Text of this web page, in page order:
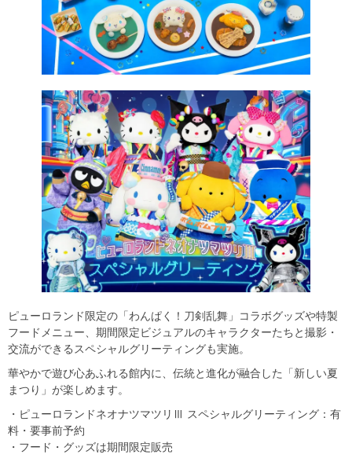
ピューロランド限定の「わんぱく！刀剣乱舞」コラボグッズや特製
フードメニュー、期間限定ビジュアルのキャラクターたちと撮影・
交流ができるスペシャルグリーティングも実施。
華やかで遊び心あふれる館内に、伝統と進化が融合した「新しい夏
まつり」が楽しめます。
・ピューロランドネオナツマツリⅢ スペシャルグリーティング：有
料・要事前予約
・フード・グッズは期間限定販売